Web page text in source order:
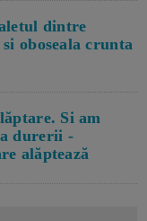
dintre
oboseala crunta
Si am
durerii -
alăptează